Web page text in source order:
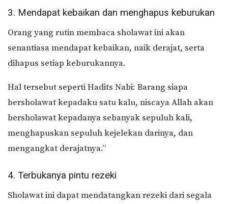
3. Mendapat kebaikan dan menghapus keburukan
Orang yang rutin membaca sholawat ini akan
senantiasa mendapat kebaikan, naik derajat, serta
dihapus setiap keburukannya.
Hal tersebut seperti Hadits Nabi: Barang siapa
bersholawat kepadaku satu kalu, niscaya Allah akan
bersholawat kepadanya sebanyak sepuluh kali,
menghapuskan sepuluh kejelekan darinya, dan
mengangkat derajatnya.”
4. Terbukanya pintu rezeki
Sholawat ini dapat mendatangkan rezeki dari segala